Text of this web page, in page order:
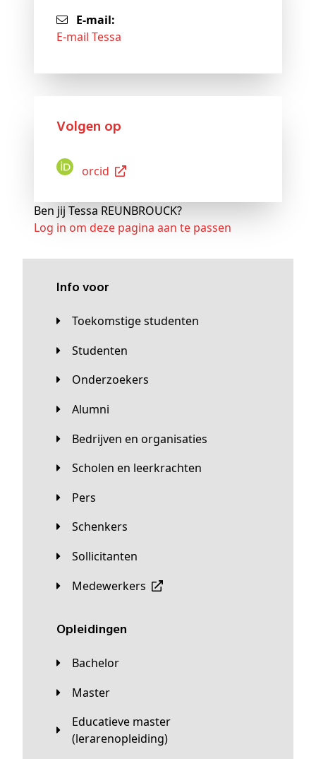
E-mail:
E-mail Tessa
Volgen op
Orcid
Ben jij Tessa REUNBROUCK?
Log in om deze pagina aan te passen
Info voor
Toekomstige studenten
Studenten
Onderzoekers
Alumni
Bedrijven en organisaties
Scholen en leerkrachten
Pers
Schenkers
Sollicitanten
Medewerkers
Opleidingen
Bachelor
Master
Educatieve master
(lerarenopleiding)